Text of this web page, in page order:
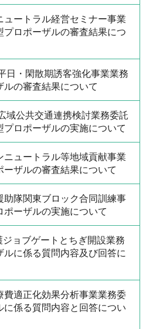
ュートラル経営セミナー事業
プロポーザルの審査結果につ
日・閑散期誘客強化事業業務
の審査結果について
域公共交通連携検討業務委託
プロポーザルの実施について
ニュートラル等地域貢献事業
ザルの審査結果について
助隊関東ブロック合同訓練事
ーザルの実施について
ョブゲートとちぎ開設業務
に係る質問内容及び回答に
費適正化効果分析事業業務委
に係る質問内容と回答につい